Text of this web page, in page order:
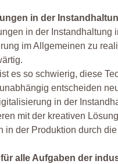
in der
in der Instandhaltung
im Allgemeinen zu
es so schwierig, diese
entscheiden
in der
mit der kreativen
in der Produktion durch
alle Aufgaben der